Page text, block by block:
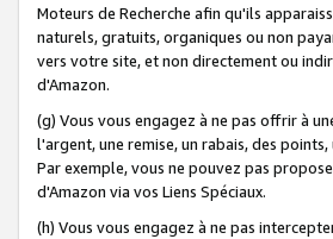
Moteurs de Recherche afin qu'ils
naturels, gratuits, organiques ou non
vers votre site, et non directement ou
d'Amazon.
(g) Vous vous engagez à ne pas offrir à
l'argent, une remise, un rabais, des
Par exemple, vous ne pouvez pas
d'Amazon via vos Liens Spéciaux.
(h) Vous vous engagez à ne pas